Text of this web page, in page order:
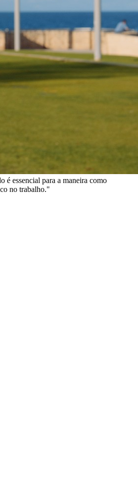
é essencial para a maneira como
no trabalho."